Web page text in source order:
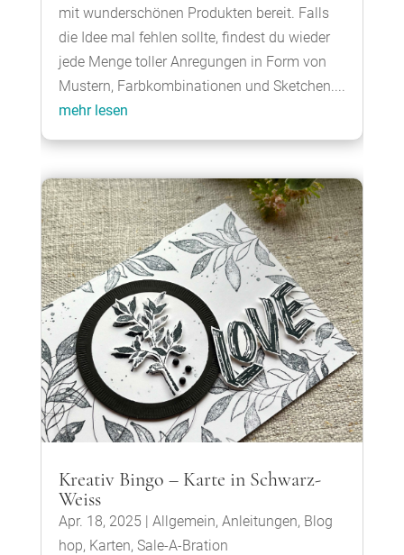
mit wunderschönen Produkten bereit. Falls
die Idee mal fehlen sollte, findest du wieder
jede Menge toller Anregungen in Form von
Mustern, Farbkombinationen und Sketchen....
mehr lesen
Kreativ Bingo – Karte in Schwarz-
Weiss
Apr. 18, 2025 | Allgemein, Anleitungen, Blog
hop, Karten, Sale-A-Bration